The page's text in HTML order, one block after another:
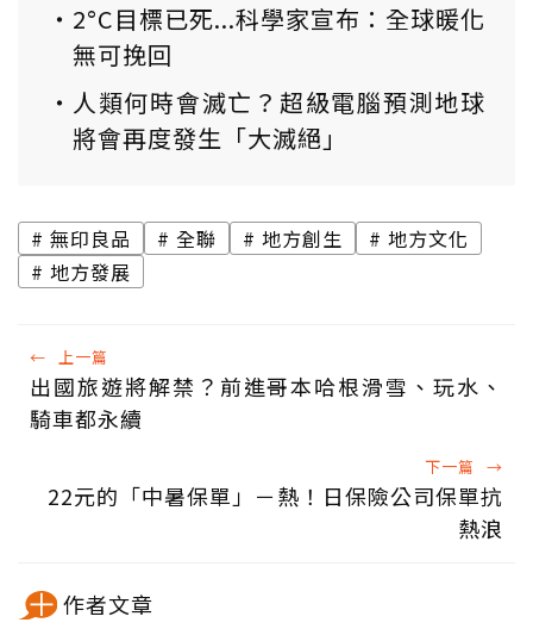
2°C目標已死...科學家宣布：全球暖化
無可挽回
人類何時會滅亡？超級電腦預測地球
將會再度發生「大滅絕」
無印良品 全聯 地方創生
地方文化
地方發展
← 上一篇
出國旅遊將解禁？前進哥本哈根滑雪、玩水、
騎車都永續
下一篇 →
22元的「中暑保單」－熱！日保險公司保單抗
熱浪
作者文章